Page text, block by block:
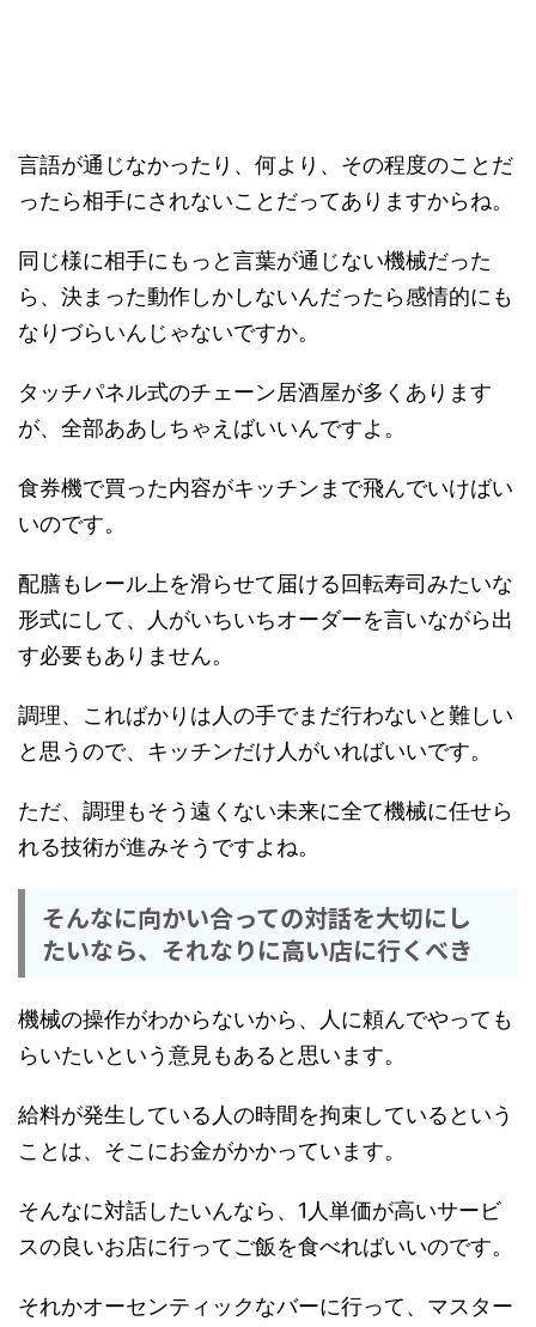
言語が通じなかったり、何より、その程度のことだ
ったら相手にされないことだってありますからね。
同じ様に相手にもっと言葉が通じない機械だった
ら、決まった動作しかしないんだったら感情的にも
なりづらいんじゃないですか。
タッチパネル式のチェーン居酒屋が多くあります
が、全部ああしちゃえばいいんですよ。
食券機で買った内容がキッチンまで飛んでいけばい
いのです。
配膳もレール上を滑らせて届ける回転寿司みたいな
形式にして、人がいちいちオーダーを言いながら出
す必要もありません。
調理、こればかりは人の手でまだ行わないと難しい
と思うので、キッチンだけ人がいればいいです。
ただ、調理もそう遠くない未来に全て機械に任せら
れる技術が進みそうですよね。
そんなに向かい合っての対話を大切にし
たいなら、それなりに高い店に行くべき
機械の操作がわからないから、人に頼んでやっても
らいたいという意見もあると思います。
給料が発生している人の時間を拘束しているという
ことは、そこにお金がかかっています。
そんなに対話したいんなら、1人単価が高いサービ
スの良いお店に行ってご飯を食べればいいのです。
それかオーセンティックなバーに行って、マスター